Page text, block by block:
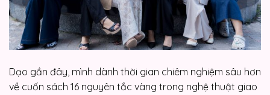
Dạo gần đây, mình dành thời gian chiêm nghiệm sâu hơn
về cuốn sách 16 nguyên tắc vàng trong nghệ thuật giao